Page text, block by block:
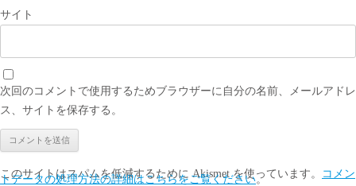
サイト
次回のコメントで使用するためブラウザーに自分の名前、メールアドレ
ス、サイトを保存する。
このサイトはスパムを低減するために Akismet を使っています。 コメン
トデータの処理方法の詳細はこちらをご覧ください。